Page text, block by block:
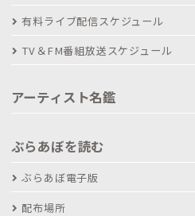
有料ライブ配信スケジュール
TV＆FM番組放送スケジュール
アーティスト名鑑
ぶらあぼを読む
ぶらあぼ電子版
配布場所